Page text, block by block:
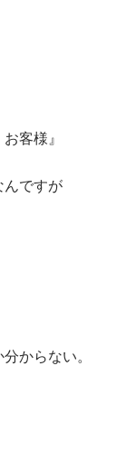
客様』
んですが
からない。